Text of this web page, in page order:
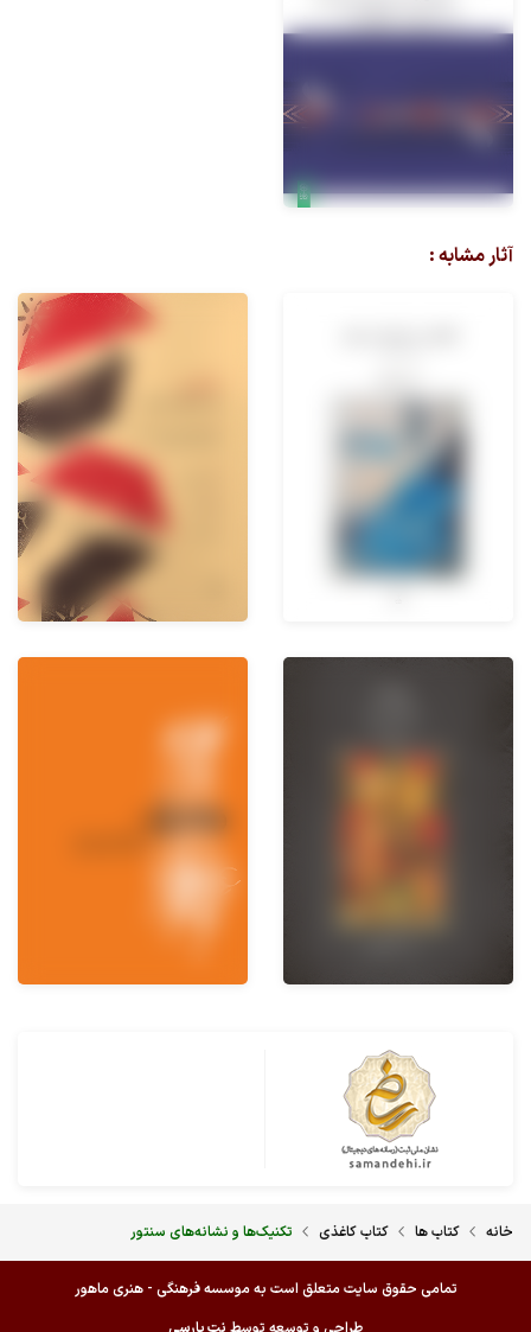
آثار مشابه :
خانه کتاب ها کتاب کاغذی تکنیک‌ها و نشانه‌های سنتور
تمامی حقوق سایت متعلق است به موسسه فرهنگی - هنری ماهور